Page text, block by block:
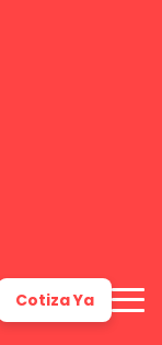
Cotiza Ya